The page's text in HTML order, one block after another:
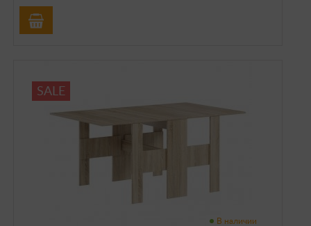
SALE
В наличии